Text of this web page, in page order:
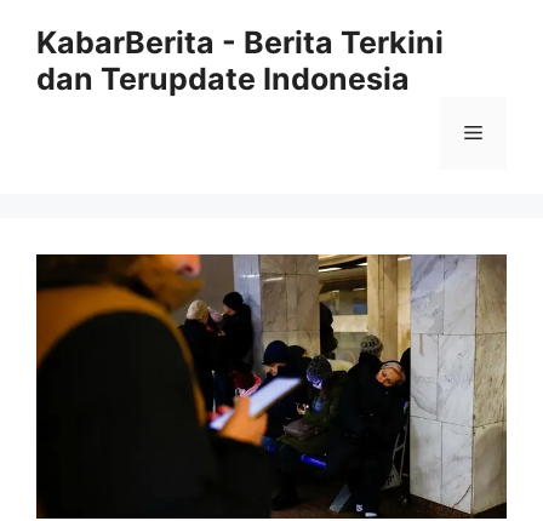
KabarBerita - Berita Terkini
dan Terupdate Indonesia
Menu